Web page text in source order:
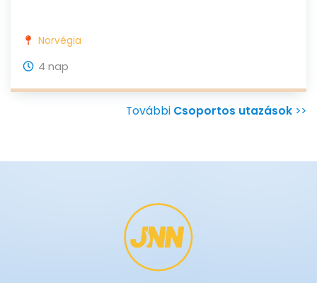
Norvégia
4 nap
További Csoportos utazások >>